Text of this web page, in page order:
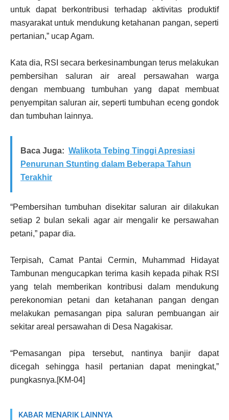
untuk dapat berkontribusi terhadap aktivitas produktif
masyarakat untuk mendukung ketahanan pangan, seperti
pertanian,” ucap Agam.
Kata dia, RSI secara berkesinambungan terus melakukan
pembersihan saluran air areal persawahan warga
dengan membuang tumbuhan yang dapat membuat
penyempitan saluran air, seperti tumbuhan eceng gondok
dan tumbuhan lainnya.
Baca Juga: Walikota Tebing Tinggi Apresiasi
Penurunan Stunting dalam Beberapa Tahun
Terakhir
“Pembersihan tumbuhan disekitar saluran air dilakukan
setiap 2 bulan sekali agar air mengalir ke persawahan
petani,” papar dia.
Terpisah, Camat Pantai Cermin, Muhammad Hidayat
Tambunan mengucapkan terima kasih kepada pihak RSI
yang telah memberikan kontribusi dalam mendukung
perekonomian petani dan ketahanan pangan dengan
melakukan pemasangan pipa saluran pembuangan air
sekitar areal persawahan di Desa Nagakisar.
“Pemasangan pipa tersebut, nantinya banjir dapat
dicegah sehingga hasil pertanian dapat meningkat,”
pungkasnya.[KM-04]
KABAR MENARIK LAINNYA